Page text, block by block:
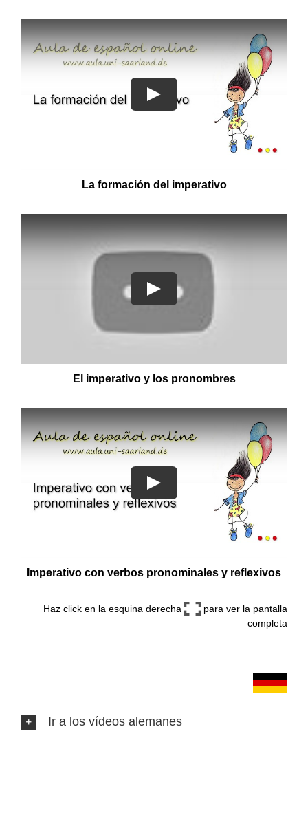
La formación del imperativo
El imperativo y los pronombres
Imperativo con verbos pronominales y reflexivos
Haz click en la esquina derecha
para ver la pantalla
completa
Ir a los vídeos alemanes